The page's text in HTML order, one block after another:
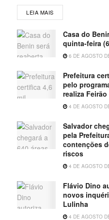
LEIA MAIS
Casa do
quinta-feira
6 DE AGOSTO
Prefeitura
pelo
realiza
4 DE AGOSTO
Salvador
pela
contenções
riscos
4 DE AGOSTO
Flávio Dino
novos
Lulinha
4 DE AGOSTO